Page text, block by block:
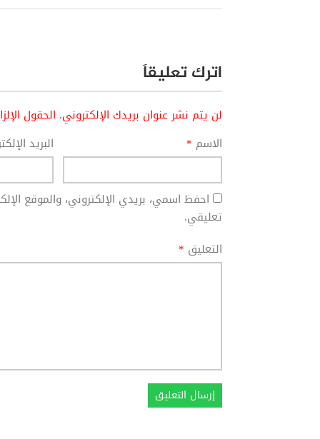
اترك تعليقاً
لن يتم نشر عنوان بريدك الإلكتروني. الحقول
الاسم * البريد
احفظ اسمي، بريدي الإلكتروني، والموقع
تعليقي.
التعليق *